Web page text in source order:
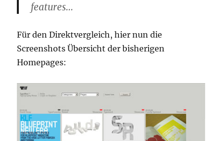
features…
Für den Direktvergleich, hier nun die
Screenshots Übersicht der bisherigen
Homepages: